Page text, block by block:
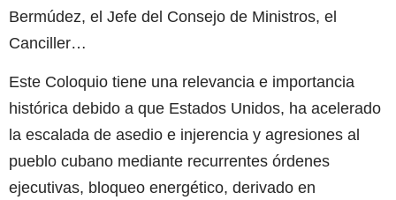
Bermúdez, el Jefe del Consejo de Ministros, el
Canciller…
Este Coloquio tiene una relevancia e importancia
histórica debido a que Estados Unidos, ha acelerado
la escalada de asedio e injerencia y agresiones al
pueblo cubano mediante recurrentes órdenes
ejecutivas, bloqueo energético, derivado en